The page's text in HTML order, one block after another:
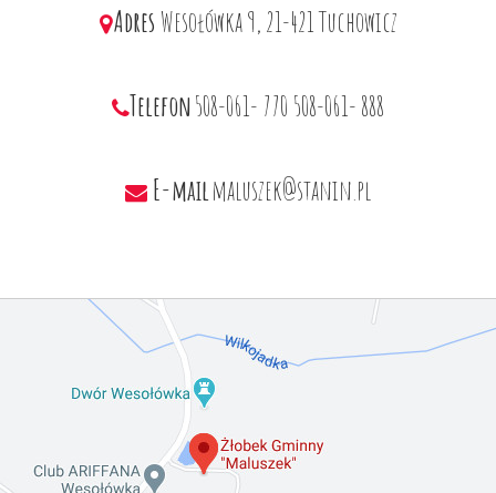
Adres Wesołówka 9, 21-421 Tuchowicz
Telefon508-061- 770 508-061- 888
E-mail maluszek@stanin.pl